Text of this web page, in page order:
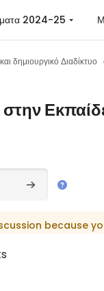
2024-25
δημιουργικό Διαδίκτυο
στην
Search forums
because